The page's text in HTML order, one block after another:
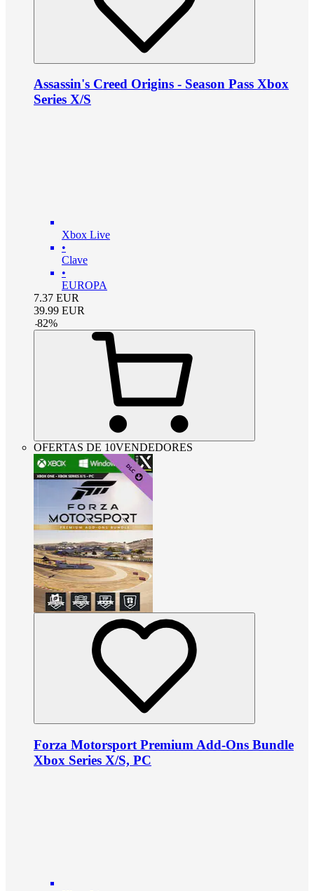
Assassin's Creed Origins - Season Pass Xbox
Series X/S
Xbox Live
•
Clave
•
EUROPA
7.37 EUR
39.99 EUR
-82%
OFERTAS DE 10VENDEDORES
Forza Motorsport Premium Add-Ons Bundle
Xbox Series X/S, PC